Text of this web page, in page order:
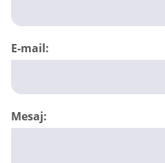
E-mail:
Mesaj: